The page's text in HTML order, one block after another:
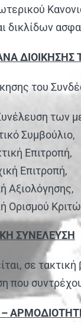
δικλίδων
ΔΙΟΙΚΗΣΗΣ
του
των
Συμβούλιο,
Επιτροπή,
Επιτροπή,
Αξιολόγησης,
Ορισμού
ΣΥΝΕΛΕΥΣΗ
σε
που
–